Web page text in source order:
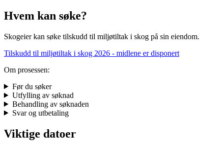
Hvem kan søke?
Skogeier kan søke tilskudd til miljøtiltak i skog på sin eiendom.
Tilskudd til miljøtiltak i skog 2026 - midlene er disponert
Om prosessen:
Før du søker
Utfylling av søknad
Behandling av søknaden
Svar og utbetaling
Viktige datoer